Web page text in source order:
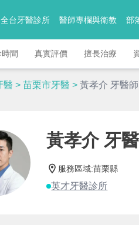
全台牙醫診所 醫師專欄與衛教 部
間 真實評價 擅長治療
醫 > 苗栗市牙醫 > 黃孝介 牙醫師
黃孝介 牙
服務區域:苗栗縣
英才牙醫診所